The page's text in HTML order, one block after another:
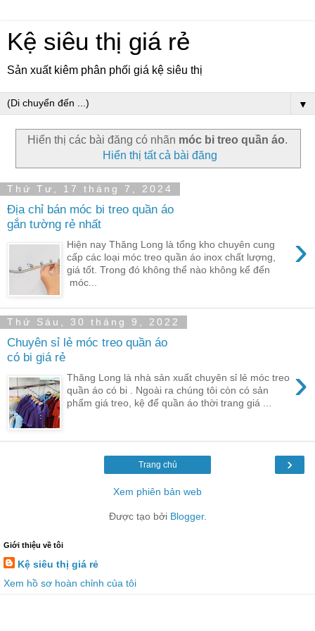
Kệ siêu thị giá rẻ
Sản xuất kiêm phân phối giá kệ siêu thị
▼
Hiển thị các bài đăng có nhãn móc bi treo quần áo.
Hiển thị tất cả bài đăng
Thứ Tư, 17 tháng 7, 2024
Địa chỉ bán móc bi treo quần áo
gắn tường rẻ nhất
›
Hiện nay Thăng Long là tổng kho chuyên cung
cấp các loại móc treo quần áo inox chất lượng,
giá tốt. Trong đó không thể nào không kể đến
móc...
Thứ Sáu, 30 tháng 9, 2022
Chuyên sỉ lẻ móc treo quần áo
có bi giá rẻ
›
Thăng Long là nhà sản xuất chuyên sỉ lẻ móc treo
quần áo có bi . Ngoài ra chúng tôi còn có sản
phẩm giá treo, kệ để quần áo thời trang giá ...
›
Trang chủ
Xem phiên bản web
Được tạo bởi Blogger.
Giới thiệu về tôi
Kệ siêu thị giá rẻ
Xem hồ sơ hoàn chỉnh của tôi